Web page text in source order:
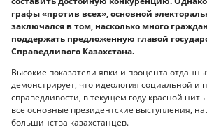
графы «против всех», основной
заключался в том, насколько много
поддержать предложенную главой
Справедливого Казахстана.
Высокие показатели явки и процента
демонстрирует, что идеология социальной и
справедливости, в текущем году красной
все основные президентские выступления,
большинства казахстанцев.